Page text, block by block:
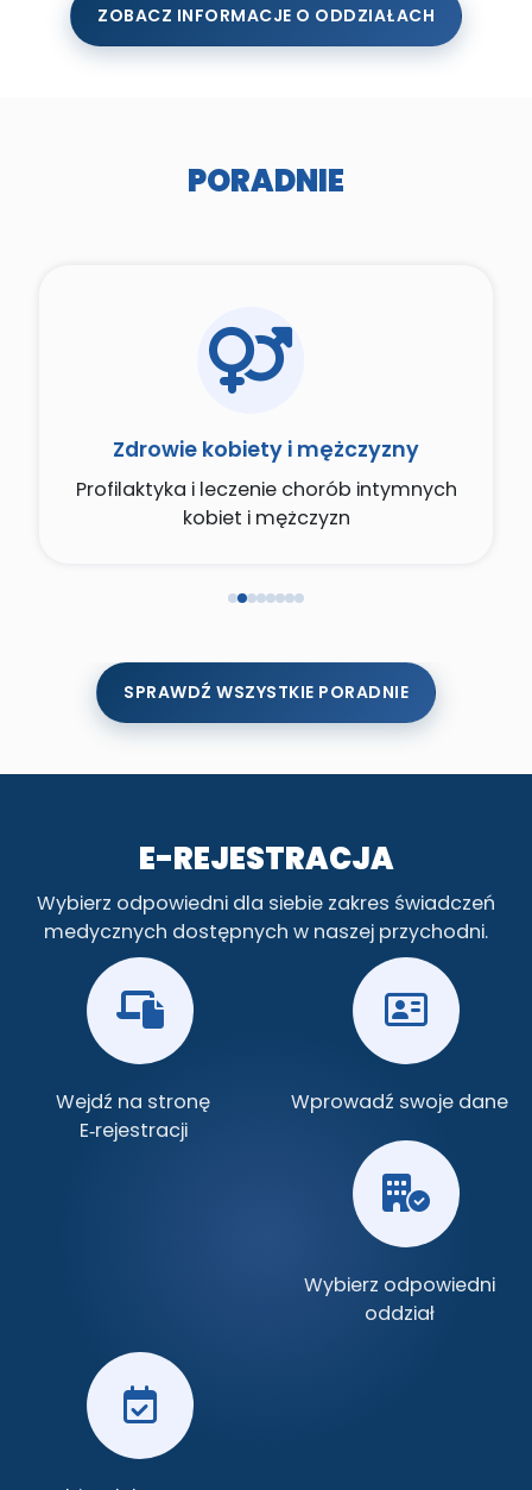
ZOBACZ INFORMACJE O ODDZIAŁACH
PORADNIE
Zdrowie kobiety i mężczyzny
Profilaktyka i leczenie chorób intymnych
kobiet i mężczyzn
SPRAWDŹ WSZYSTKIE PORADNIE
E-REJESTRACJA
Wybierz odpowiedni dla siebie zakres świadczeń
medycznych dostępnych w naszej przychodni.
Wejdź na stronę
E‑rejestracji
Wprowadź swoje dane
Wybierz odpowiedni
oddział